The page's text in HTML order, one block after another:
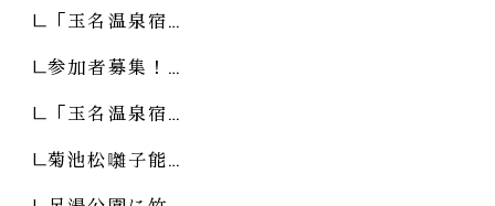
「玉名温泉宿…
参加者募集！…
「玉名温泉宿…
菊池松囃子能…